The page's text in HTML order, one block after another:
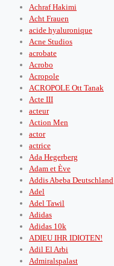
Achraf Hakimi
Acht Frauen
acide hyaluronique
Acne Studios
acrobate
Acrobo
Acropole
ACROPOLE Ott Tanak
Acte III
acteur
Action Men
actor
actrice
Ada Hegerberg
Adam et Ève
Addis Abeba Deutschland
Adel
Adel Tawil
Adidas
Adidas 10k
ADIEU IHR IDIOTEN!
Adil El Arbi
Admiralspalast